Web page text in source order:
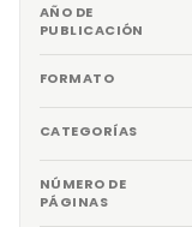
AÑO DE
PUBLICACIÓN
FORMATO
CATEGORÍAS
NÚMERO DE
PÁGINAS